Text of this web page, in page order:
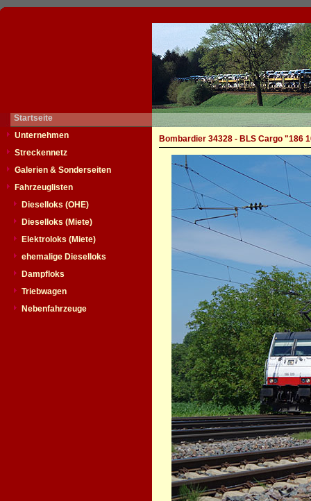
Startseite
Unternehmen
Streckennetz
Galerien & Sonderseiten
Fahrzeuglisten
Dieselloks (OHE)
Dieselloks (Miete)
Elektroloks (Miete)
ehemalige Dieselloks
Dampfloks
Triebwagen
Nebenfahrzeuge
Bombardier 34328 - BLS Cargo "186